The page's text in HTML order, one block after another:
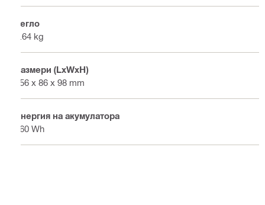
Тегло
1.64 kg
Размери (LxWxH)
156 x 86 x 98 mm
Енергия на акумулатора
260 Wh